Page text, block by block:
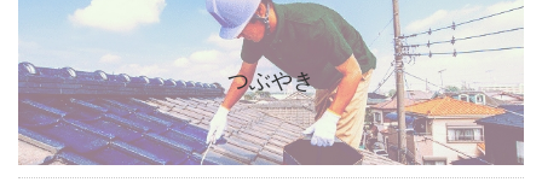
つぶやき